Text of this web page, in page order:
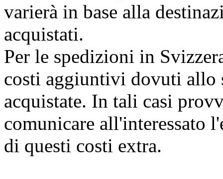
varierà in base alla
acquistati.
Per le spedizioni in
costi aggiuntivi dovuti allo
acquistate. In tali casi
comunicare all'interessato
di questi costi extra.